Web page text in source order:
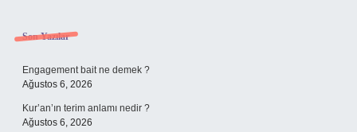
Sidebar
Son Yazılar
Engagement bait ne demek ?
Ağustos 6, 2026
Kur’an’ın terim anlamı nedir ?
Ağustos 6, 2026